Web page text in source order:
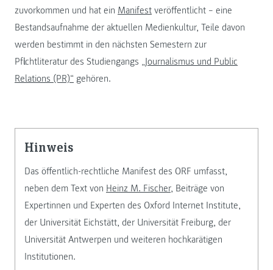
zuvorkommen und hat ein Manifest veröffentlicht – eine
Bestandsaufnahme der aktuellen Medienkultur, Teile davon
werden bestimmt in den nächsten Semestern zur
Pflichtliteratur des Studiengangs „Journalismus und Public
Relations (PR)“ gehören.
Hinweis
Das öffentlich-rechtliche Manifest des ORF umfasst,
neben dem Text von Heinz M. Fischer, Beiträge von
Expertinnen und Experten des Oxford Internet Institute,
der Universität Eichstätt, der Universität Freiburg, der
Universität Antwerpen und weiteren hochkarätigen
Institutionen.